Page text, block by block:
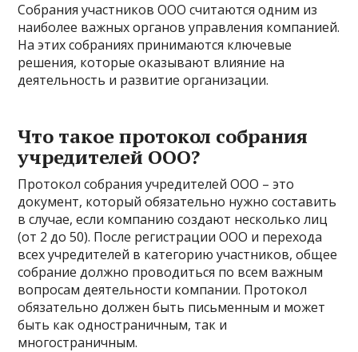
Собрания участников ООО считаются одним из
наиболее важных органов управления компанией.
На этих собраниях принимаются ключевые
решения, которые оказывают влияние на
деятельность и развитие организации.
Что такое протокол собрания
учредителей ООО?
Протокол собрания учредителей ООО – это
документ, который обязательно нужно составить
в случае, если компанию создают несколько лиц
(от 2 до 50). После регистрации ООО и перехода
всех учредителей в категорию участников, общее
собрание должно проводиться по всем важным
вопросам деятельности компании. Протокол
обязательно должен быть письменным и может
быть как одностраничным, так и
многостраничным.